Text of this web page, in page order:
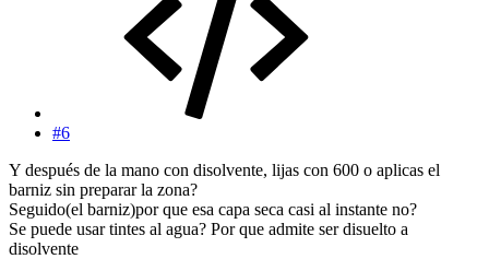
#6
Y después de la mano con disolvente, lijas con 600 o aplicas el
barniz sin preparar la zona?
Seguido(el barniz)por que esa capa seca casi al instante no?
Se puede usar tintes al agua? Por que admite ser disuelto a
disolvente